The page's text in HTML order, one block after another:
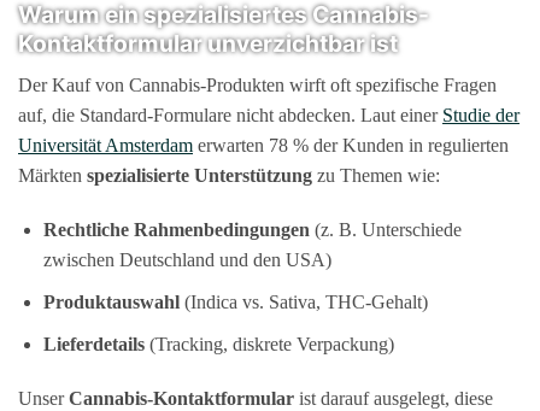
Warum ein spezialisiertes Cannabis-
Kontaktformular unverzichtbar ist
Der Kauf von Cannabis-Produkten wirft oft spezifische Fragen
auf, die Standard-Formulare nicht abdecken. Laut einer Studie der
Universität Amsterdam erwarten 78 % der Kunden in regulierten
Märkten spezialisierte Unterstützung zu Themen wie:
Rechtliche Rahmenbedingungen(z. B. Unterschiede
zwischen Deutschland und den USA)
Produktauswahl(Indica vs. Sativa, THC-Gehalt)
Lieferdetails(Tracking, diskrete Verpackung)
UnserCannabis-Kontaktformular ist darauf ausgelegt, diese